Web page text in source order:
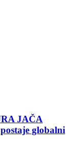
JAČA
globalni